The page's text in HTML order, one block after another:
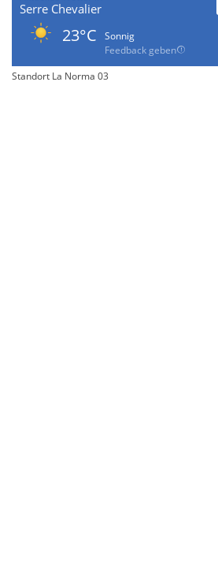
Serre Chevalier
23°C
Sonnig
Feedback geben
Standort La Norma 03